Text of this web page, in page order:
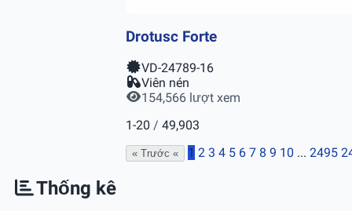
Drotusc Forte
VD-24789-16
Viên nén
154,566 lượt xem
1-20 / 49,903
« Trước « 1 2 3 4 5 6 7 8 9 10 ... 2495
Thống kê